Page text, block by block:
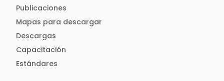
Publicaciones
Mapas para descargar
Descargas
Capacitación
Estándares